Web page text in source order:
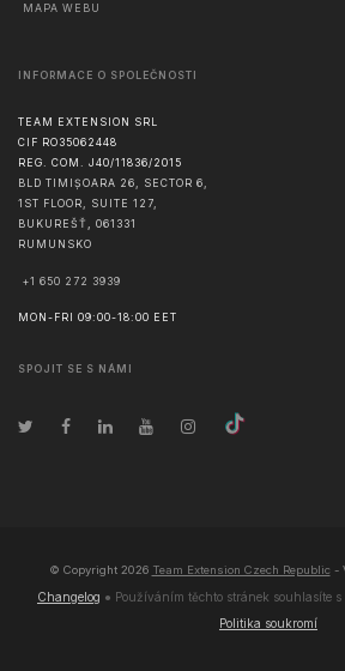
MAPA WEBU
INFORMACE O SPOLEČNOSTI
TEAM EXTENSION SRL
CIF RO35062448
REG. COM. J40/11836/2015
BLD TIMIȘOARA 26, SECTOR 6,
1ST FLOOR, SUITE 127,
BUKUREŠŤ , 061331
RUMUNSKO
+1 650 272 3939
MON-FRI 09:00-18:00 EET
SPOJIT SE S NÁMI
© Copyright 2026 Team Extension Czech Republic -
Changelog ● Používáním těchto stránek souhlasíte s
Politika soukromí